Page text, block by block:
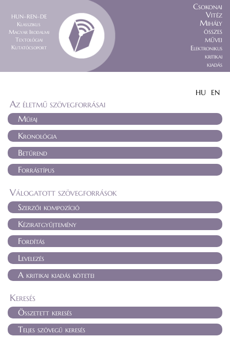
HUN–REN–DE
Klasszikus
Magyar Irodalmi
Textológiai
Kutatócsoport
Csokonai
Vitéz
Mihály
összes
művei
Elektronikus
kritikai
kiadás
HU EN
Az életmű szövegforrásai
Műfaj
Kronológia
Betűrend
Forrástípus
Válogatott szövegforrások
Szerzői kompozíció
Kéziratgyűjtemény
Fordítás
Levelezés
A kritikai kiadás kötetei
Keresés
Összetett keresés
Teljes szövegű keresés